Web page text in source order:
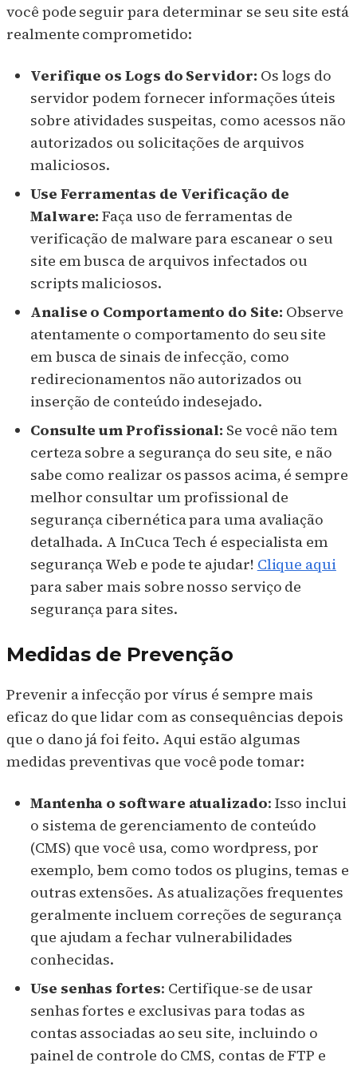
você pode seguir para determinar se seu site está
realmente comprometido:
Verifique os Logs do Servidor: Os logs do
servidor podem fornecer informações úteis
sobre atividades suspeitas, como acessos não
autorizados ou solicitações de arquivos
maliciosos.
Use Ferramentas de Verificação de
Malware: Faça uso de ferramentas de
verificação de malware para escanear o seu
site em busca de arquivos infectados ou
scripts maliciosos.
Analise o Comportamento do Site: Observe
atentamente o comportamento do seu site
em busca de sinais de infecção, como
redirecionamentos não autorizados ou
inserção de conteúdo indesejado.
Consulte um Profissional: Se você não tem
certeza sobre a segurança do seu site, e não
sabe como realizar os passos acima, é sempre
melhor consultar um profissional de
segurança cibernética para uma avaliação
detalhada. A InCuca Tech é especialista em
segurança Web e pode te ajudar! Clique aqui
para saber mais sobre nosso serviço de
segurança para sites.
Medidas de Prevenção
Prevenir a infecção por vírus é sempre mais
eficaz do que lidar com as consequências depois
que o dano já foi feito. Aqui estão algumas
medidas preventivas que você pode tomar:
Mantenha o software atualizado: Isso inclui
o sistema de gerenciamento de conteúdo
(CMS) que você usa, como wordpress, por
exemplo, bem como todos os plugins, temas e
outras extensões. As atualizações frequentes
geralmente incluem correções de segurança
que ajudam a fechar vulnerabilidades
conhecidas.
Use senhas fortes: Certifique-se de usar
senhas fortes e exclusivas para todas as
contas associadas ao seu site, incluindo o
painel de controle do CMS, contas de FTP e